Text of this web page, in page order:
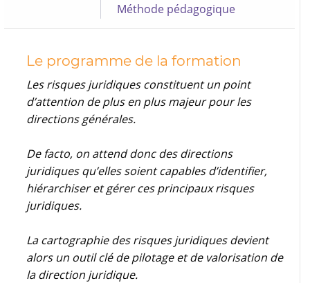
Méthode pédagogique
Le programme de la formation
Les risques juridiques constituent un point
d’attention de plus en plus majeur pour les
directions générales.
De facto, on attend donc des directions
juridiques qu’elles soient capables d’identifier,
hiérarchiser et gérer ces principaux risques
juridiques.
La cartographie des risques juridiques devient
alors un outil clé de pilotage et de valorisation de
la direction juridique.